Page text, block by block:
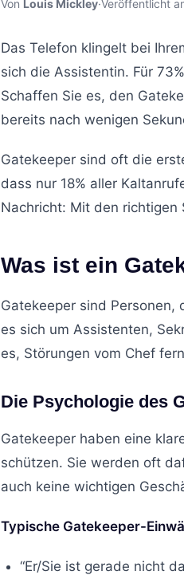
Von Louis Mickley·Veröffentlicht
Das Telefon klingelt bei
sich die Assistentin. Für
Schaffen Sie es, den
bereits nach wenigen
Gatekeeper sind oft die
dass nur 18% aller
Nachricht: Mit den richtigen
Was ist ein
Gatekeeper sind
es sich um Assistenten,
es, Störungen vom Chef
Die Psychologie des
Gatekeeper haben eine
schützen. Sie werden oft
auch keine wichtigen
Typische Gatekeeper-
“Er/Sie ist gerade nicht